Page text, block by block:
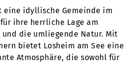
eine idyllische Gemeinde im
ihre herrliche Lage am
und die umliegende Natur. Mit
bietet Losheim am See eine
Atmosphäre, die sowohl für